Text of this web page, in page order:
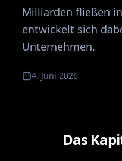
Milliarden fließen
entwickelt sich
Unternehmen.
4. Juni 2026
Das